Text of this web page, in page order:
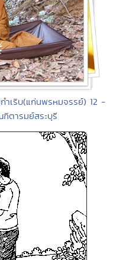
ำเริบ(แก่นพรหมจรรย์) 12 -
ตารมย์สระบุรี